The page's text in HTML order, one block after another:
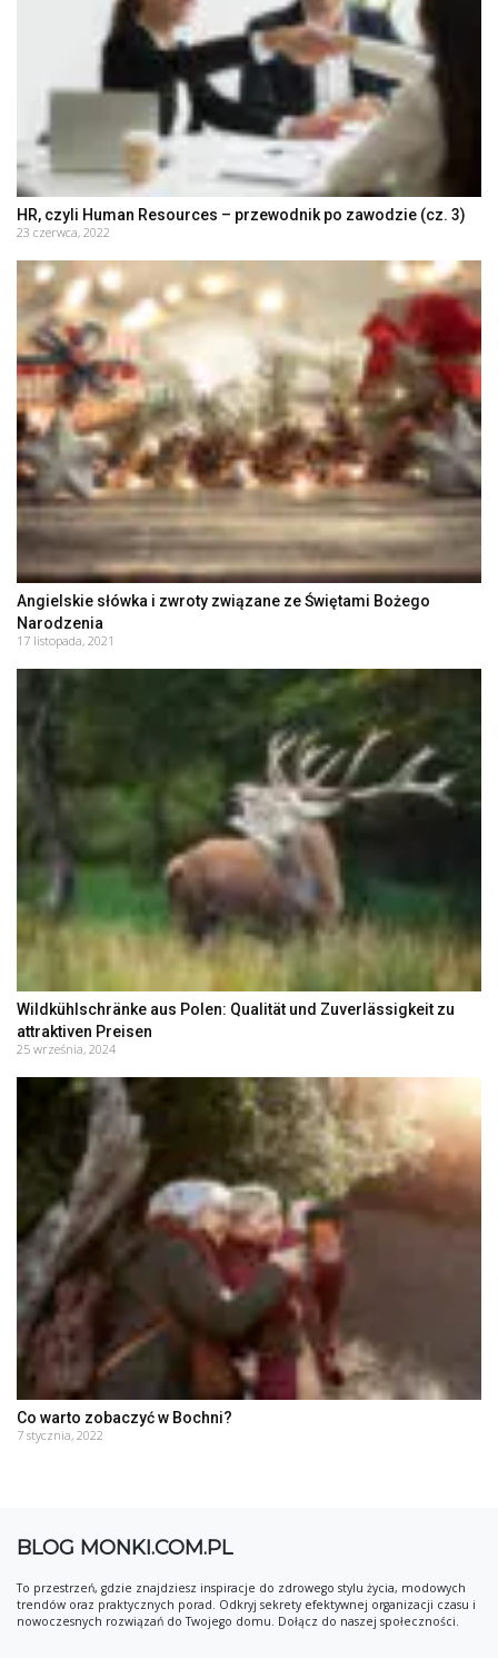
HR, czyli Human Resources – przewodnik po zawodzie (cz. 3)
23 czerwca, 2022
Angielskie słówka i zwroty związane ze Świętami Bożego
Narodzenia
17 listopada, 2021
Wildkühlschränke aus Polen: Qualität und Zuverlässigkeit zu
attraktiven Preisen
25 września, 2024
Co warto zobaczyć w Bochni?
7 stycznia, 2022
BLOG MONKI.COM.PL
To przestrzeń, gdzie znajdziesz inspiracje do zdrowego stylu życia, modowych
trendów oraz praktycznych porad. Odkryj sekrety efektywnej organizacji czasu i
nowoczesnych rozwiązań do Twojego domu. Dołącz do naszej społeczności.